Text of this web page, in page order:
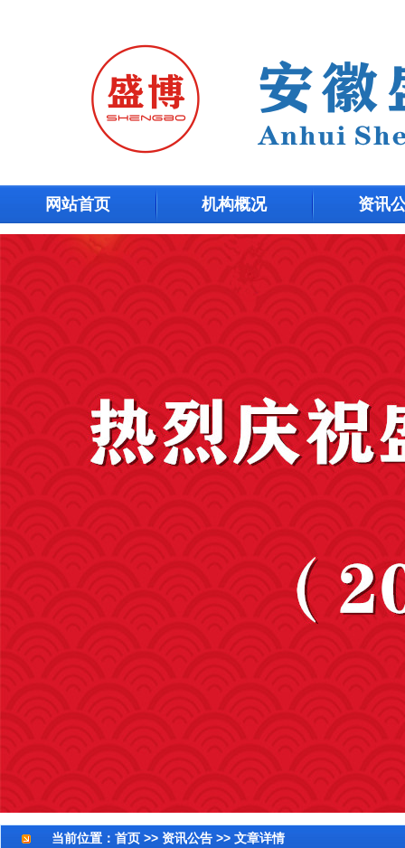
网站首页 机构概况 资讯
当前位置： 首页 >> 资讯公告 >> 文章详情